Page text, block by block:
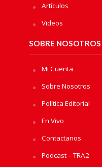
Artículos
Videos
SOBRE NOSOTROS
Mi Cuenta
Sobre Nosotros
Política Editorial
En Vivo
Contactanos
Podcast – TRA2